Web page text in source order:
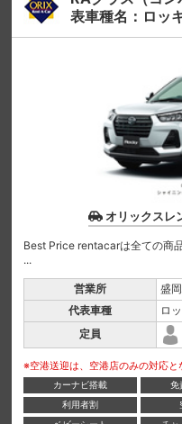
表車種名：ロッ
オリックスレ
Best Price rentacarは全ての商
...
営業所
盛
代表車種
ロ
定員
※空港送迎は、空港店のみの対応と
カーナビ搭載 免
利用者割